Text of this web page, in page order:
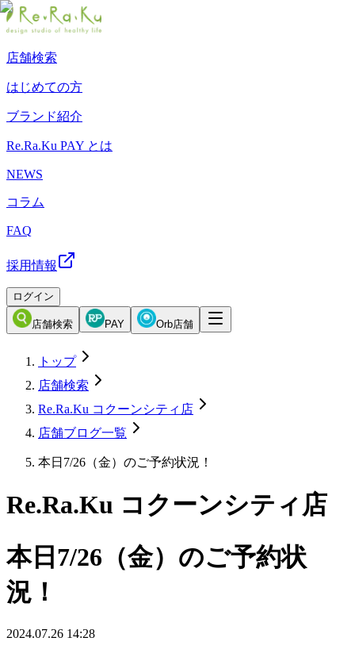
店舗検索
はじめての方
ブランド紹介
Re.Ra.Ku PAY とは
NEWS
コラム
FAQ
採用情報
ログイン
店舗検索 PAY Orb店舗
トップ
店舗検索
Re.Ra.Ku コクーンシティ店
店舗ブログ一覧
本日7/26（金）のご予約状況！
Re.Ra.Ku コクーンシティ店
本日7/26（金）のご予約状
況！
2024.07.26 14:28